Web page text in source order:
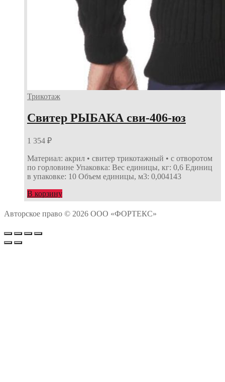
Трикотаж
Свитер РЫБАКА сви-406-юз
1 354 ₽
Материал: акрил • свитер трикотажный • с отворотом
по горловине Упаковка: Вес единицы, кг: 0,6 Единиц
в упаковке: 10 Объем единицы, м3: 0,004143
В корзину
Авторское право © 2026 ООО «ФОРТЕКС»